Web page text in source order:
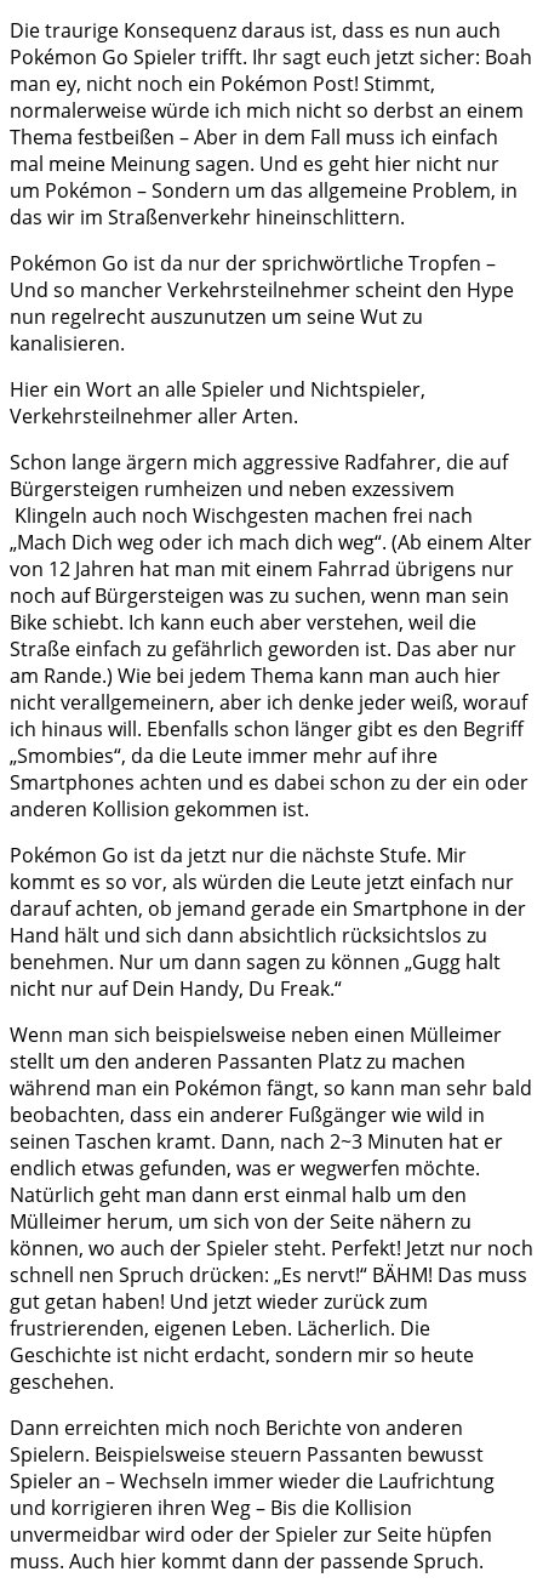
Die traurige Konsequenz daraus ist, dass es nun auch
Pokémon Go Spieler trifft. Ihr sagt euch jetzt sicher: Boah
man ey, nicht noch ein Pokémon Post! Stimmt,
normalerweise würde ich mich nicht so derbst an einem
Thema festbeißen – Aber in dem Fall muss ich einfach
mal meine Meinung sagen. Und es geht hier nicht nur
um Pokémon – Sondern um das allgemeine Problem, in
das wir im Straßenverkehr hineinschlittern.
Pokémon Go ist da nur der sprichwörtliche Tropfen –
Und so mancher Verkehrsteilnehmer scheint den Hype
nun regelrecht auszunutzen um seine Wut zu
kanalisieren.
Hier ein Wort an alle Spieler und Nichtspieler,
Verkehrsteilnehmer aller Arten.
Schon lange ärgern mich aggressive Radfahrer, die auf
Bürgersteigen rumheizen und neben exzessivem
Klingeln auch noch Wischgesten machen frei nach
„Mach Dich weg oder ich mach dich weg“. (Ab einem Alter
von 12 Jahren hat man mit einem Fahrrad übrigens nur
noch auf Bürgersteigen was zu suchen, wenn man sein
Bike schiebt. Ich kann euch aber verstehen, weil die
Straße einfach zu gefährlich geworden ist. Das aber nur
am Rande.) Wie bei jedem Thema kann man auch hier
nicht verallgemeinern, aber ich denke jeder weiß, worauf
ich hinaus will. Ebenfalls schon länger gibt es den Begriff
„Smombies“, da die Leute immer mehr auf ihre
Smartphones achten und es dabei schon zu der ein oder
anderen Kollision gekommen ist.
Pokémon Go ist da jetzt nur die nächste Stufe. Mir
kommt es so vor, als würden die Leute jetzt einfach nur
darauf achten, ob jemand gerade ein Smartphone in der
Hand hält und sich dann absichtlich rücksichtslos zu
benehmen. Nur um dann sagen zu können „Gugg halt
nicht nur auf Dein Handy, Du Freak.“
Wenn man sich beispielsweise neben einen Mülleimer
stellt um den anderen Passanten Platz zu machen
während man ein Pokémon fängt, so kann man sehr bald
beobachten, dass ein anderer Fußgänger wie wild in
seinen Taschen kramt. Dann, nach 2~3 Minuten hat er
endlich etwas gefunden, was er wegwerfen möchte.
Natürlich geht man dann erst einmal halb um den
Mülleimer herum, um sich von der Seite nähern zu
können, wo auch der Spieler steht. Perfekt! Jetzt nur noch
schnell nen Spruch drücken: „Es nervt!“ BÄHM! Das muss
gut getan haben! Und jetzt wieder zurück zum
frustrierenden, eigenen Leben. Lächerlich. Die
Geschichte ist nicht erdacht, sondern mir so heute
geschehen.
Dann erreichten mich noch Berichte von anderen
Spielern. Beispielsweise steuern Passanten bewusst
Spieler an – Wechseln immer wieder die Laufrichtung
und korrigieren ihren Weg – Bis die Kollision
unvermeidbar wird oder der Spieler zur Seite hüpfen
muss. Auch hier kommt dann der passende Spruch.